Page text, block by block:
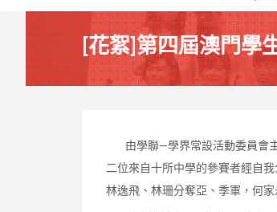
[花絮]第四屆澳門學
由學聯—學界常設活動委員會
二位來自十所中學的參賽者經自
林逸飛、林珊分奪亞、季軍，何